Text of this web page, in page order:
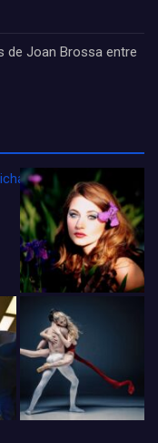
de Joan Brossa entre